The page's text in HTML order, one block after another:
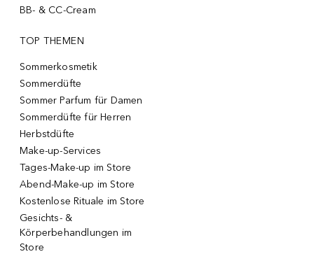
BB- & CC-Cream
TOP THEMEN
Sommerkosmetik
Sommerdüfte
Sommer Parfum für Damen
Sommerdüfte für Herren
Herbstdüfte
Make-up-Services
Tages-Make-up im Store
Abend-Make-up im Store
Kostenlose Rituale im Store
Gesichts- &
Körperbehandlungen im
Store